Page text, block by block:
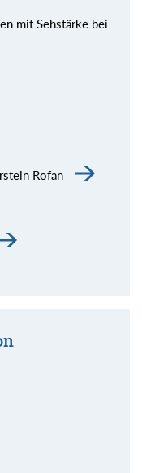
mit Sehstärke bei
Rofan